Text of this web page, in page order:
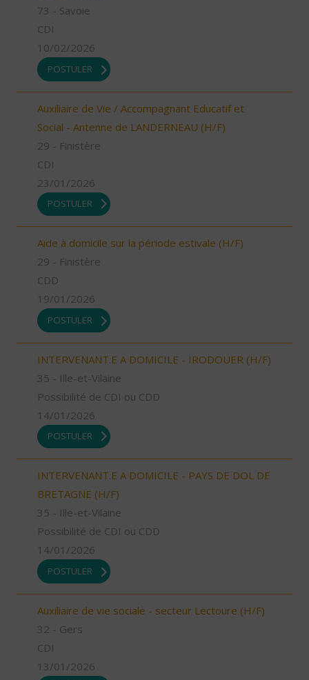
73 - Savoie
CDI
10/02/2026
POSTULER
Auxiliaire de Vie / Accompagnant Educatif et
Social - Antenne de LANDERNEAU (H/F)
29 - Finistère
CDI
23/01/2026
POSTULER
Aide à domicile sur la période estivale (H/F)
29 - Finistère
CDD
19/01/2026
POSTULER
INTERVENANT.E A DOMICILE - IRODOUER (H/F)
35 - Ille-et-Vilaine
Possibilité de CDI ou CDD
14/01/2026
POSTULER
INTERVENANT.E A DOMICILE - PAYS DE DOL DE
BRETAGNE (H/F)
35 - Ille-et-Vilaine
Possibilité de CDI ou CDD
14/01/2026
POSTULER
Auxiliaire de vie sociale - secteur Lectoure (H/F)
32 - Gers
CDI
13/01/2026